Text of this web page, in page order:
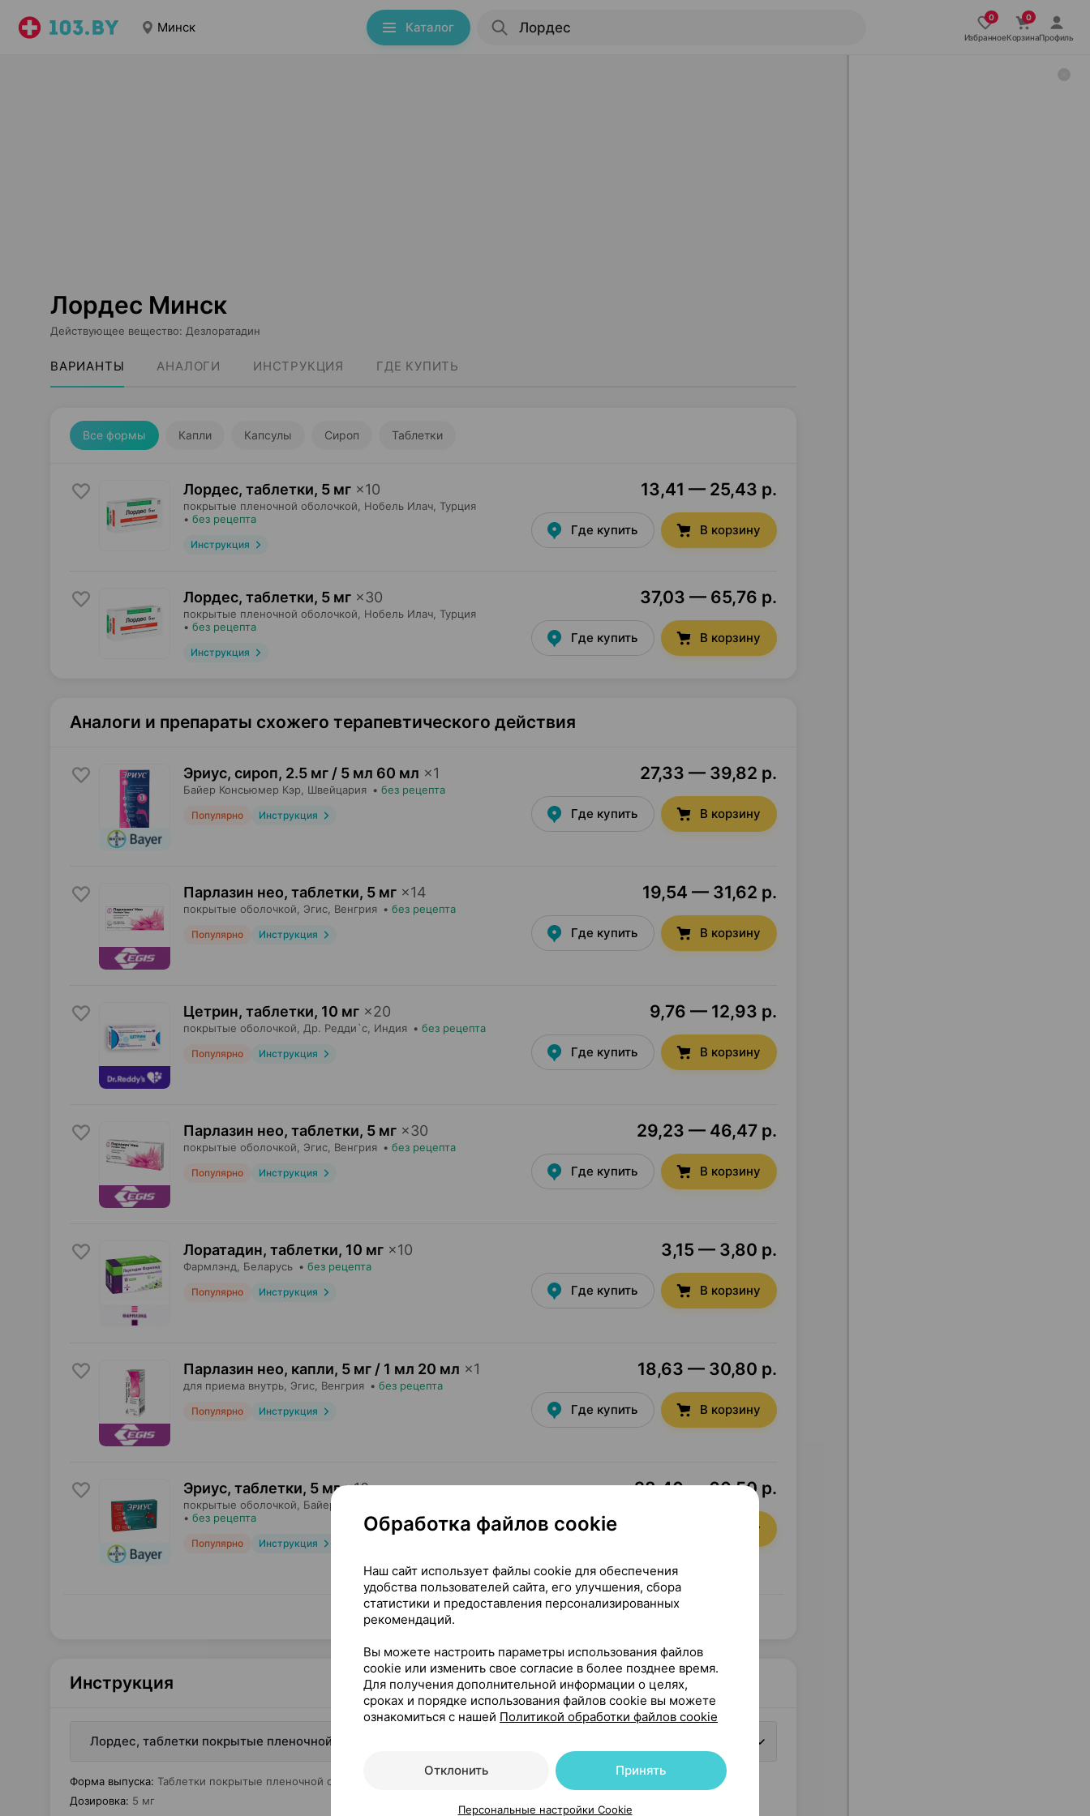
Минск Каталог
ИзбранноеКорзинаПрофиль
Лордес Минск
Действующее вещество: Дезлоратадин
ВАРИАНТЫ АНАЛОГИ ИНСТРУКЦИЯ ГДЕ КУПИТЬ
Все формы Капли Капсулы Сироп Таблетки
Лордес, таблетки, 5 мг ×10
покрытые пленочной оболочкой, Нобель Илач , Турция
• без рецепта
Инструкция
13,41 — 25,43 р.
Где купить В корзину
Лордес, таблетки, 5 мг ×30
покрытые пленочной оболочкой, Нобель Илач , Турция
• без рецепта
Инструкция
37,03 — 65,76 р.
Где купить В корзину
Аналоги и препараты схожего терапевтического действия
Эриус, сироп, 2.5 мг / 5 мл 60 мл ×1
Байер Консьюмер Кэр , Швейцария • без рецепта
Популярно Инструкция
27,33 — 39,82 р.
Где купить В корзину
Парлазин нео, таблетки, 5 мг ×14
покрытые оболочкой, Эгис , Венгрия • без рецепта
Популярно Инструкция
19,54 — 31,62 р.
Где купить В корзину
Цетрин, таблетки, 10 мг ×20
покрытые оболочкой, Др. Редди`с , Индия • без рецепта
Популярно Инструкция
9,76 — 12,93 р.
Где купить В корзину
Парлазин нео, таблетки, 5 мг ×30
покрытые оболочкой, Эгис , Венгрия • без рецепта
Популярно Инструкция
29,23 — 46,47 р.
Где купить В корзину
Лоратадин, таблетки, 10 мг ×10
Фармлэнд , Беларусь • без рецепта
Популярно Инструкция
3,15 — 3,80 р.
Где купить В корзину
Парлазин нео, капли, 5 мг / 1 мл 20 мл ×1
для приема внутрь, Эгис , Венгрия • без рецепта
Популярно Инструкция
18,63 — 30,80 р.
Где купить В корзину
Эриус, таблетки, 5 мг×10
покрытые оболочкой, Байер Консьюмер Кэр
• без рецепта
Популярно Инструкция
28,40 — 60,50 р.
Где купить В корзину
Показать еще
Инструкция
Лордес, таблетки покрытые пленочной оболочкой, 5 мг ×10, Нобель Илач Турция
Форма выпуска: Таблетки покрытые пленочной оболочкой
Дозировка: 5 мг
Обработка файлов cookie
Наш сайт использует файлы cookie для обеспечения
удобства пользователей сайта, его улучшения, сбора
статистики и предоставления персонализированных
рекомендаций.
Вы можете настроить параметры использования файлов
cookie или изменить свое согласие в более позднее время.
Для получения дополнительной информации о целях,
сроках и порядке использования файлов cookie вы можете
ознакомиться с нашей Политикой обработки файлов cookie
Отклонить Принять
Персональные настройки Cookie